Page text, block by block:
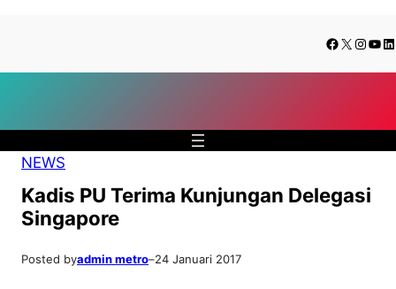
konten
content
Facebook
X
NEWS
Kadis PU Terima Kunjungan Delegasi
Singapore
Posted byadmin metro–24 Januari 2017